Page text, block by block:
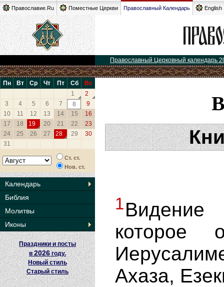
Православие.Ru Поместные Церкви Православный Календарь English
Православный Церковный календарь
Пн Вт Ср Чт Пт Сб
Вс
1
2
3
4 5 6 7 8
9
10
11 12 13 14 15
16
17
18 19 20 21 22
23
24
25 26 27 28 29
30
31
Ст. ст.
Нов. ст.
Календарь
Библия
Молитвы
Иконы
Праздники и посты
в2026 году.
Новый стиль
Старый стиль
1
Ахаза,